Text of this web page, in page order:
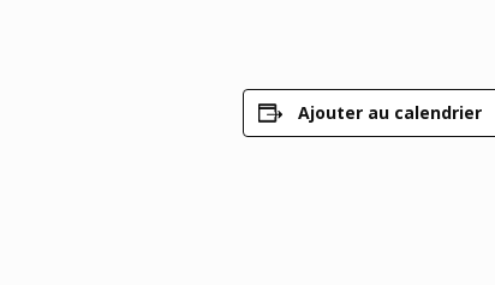
Ajouter au calendrier